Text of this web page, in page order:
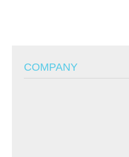
COMPANY